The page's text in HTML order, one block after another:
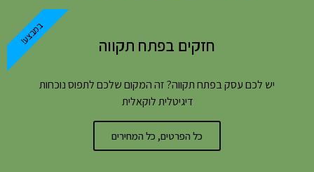
חזקים בפתח תקווה
יש לכם עסק בפתח תקווה? זה המקום שלכם לתפוס נוכחות
דיגיטלית לוקאלית
כל הפרטים, כל המחירים
במבצע!